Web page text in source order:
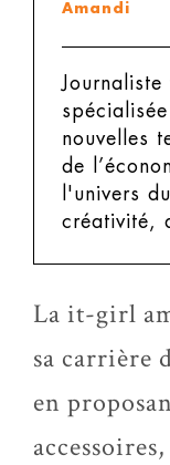
Amandi
nouvelles
de
l'univers
créativité,
La it-girl
sa carrière
en